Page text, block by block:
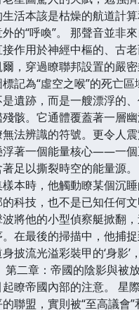
活本該是枯燥的航道計
的“呼喚”。 那聲音並非
作用於神經中樞的、古
，穿過瞭聯邦設置的嚴
記為“虛空之喉”的死亡區
遺跡，而是一艘漂浮的
骸。它通體覆蓋著一層
法辨識的符號。更令人
浮著一個能量核心——一個
足以撕裂時空的能量源
本時，他觸動瞭某個沉
科技，也不是已知任何文
將他的小型偵察艇掀翻
在最後的掃描中，他捕
披流光溢彩裝甲的‘身影’
第二章：帝國的陰影與被
瞭帝國內部的注意。 星
聯盟，實則被“至高議會